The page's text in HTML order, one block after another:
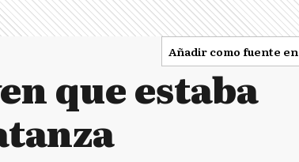
Añadir como fuente en
que estaba